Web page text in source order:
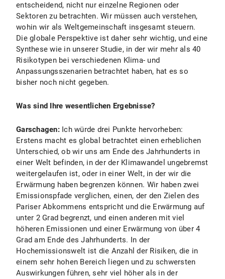
entscheidend, nicht nur einzelne Regionen oder
Sektoren zu betrachten. Wir müssen auch verstehen,
wohin wir als Weltgemeinschaft insgesamt steuern.
Die globale Perspektive ist daher sehr wichtig, und eine
Synthese wie in unserer Studie, in der wir mehr als 40
Risikotypen bei verschiedenen Klima- und
Anpassungsszenarien betrachtet haben, hat es so
bisher noch nicht gegeben.
Was sind Ihre wesentlichen Ergebnisse?
Garschagen:Ich würde drei Punkte hervorheben:
Erstens macht es global betrachtet einen erheblichen
Unterschied, ob wir uns am Ende des Jahrhunderts in
einer Welt befinden, in der der Klimawandel ungebremst
weitergelaufen ist, oder in einer Welt, in der wir die
Erwärmung haben begrenzen können. Wir haben zwei
Emissionspfade verglichen, einen, der den Zielen des
Pariser Abkommens entspricht und die Erwärmung auf
unter 2 Grad begrenzt, und einen anderen mit viel
höheren Emissionen und einer Erwärmung von über 4
Grad am Ende des Jahrhunderts. In der
Hochemissionswelt ist die Anzahl der Risiken, die in
einem sehr hohen Bereich liegen und zu schwersten
Auswirkungen führen, sehr viel höher als in der